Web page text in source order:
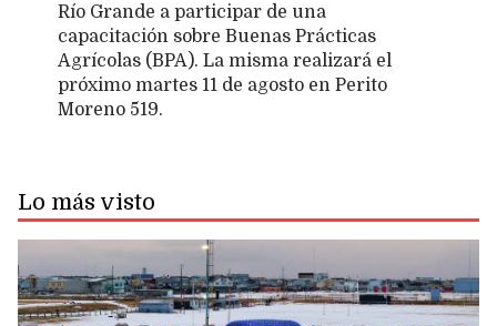
Río Grande a participar de una
capacitación sobre Buenas Prácticas
Agrícolas (BPA). La misma realizará el
próximo martes 11 de agosto en Perito
Moreno 519.
Lo más visto